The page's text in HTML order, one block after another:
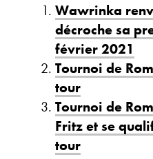
Wawrinka
décroche sa
février 2021
Tournoi de
tour
Tournoi de
Fritz et se
tour